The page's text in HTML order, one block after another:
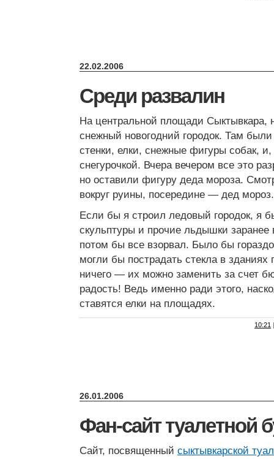
22.02.2006
Среди развалин
На центральной площади Сыктывкара,
снежный новогодний городок. Там
стенки, елки, снежные фигуры собак,
снегурочкой. Вчера вечером все это
но оставили фигуру деда мороза.
вокруг руины, посередине — дед мороз.
Если бы я строил ледовый городок, я
скульптуры и прочие льдышки заранее
потом бы все взорвал. Было бы
могли бы пострадать стекла в зданиях
ничего — их можно заменить за счет
радость! Ведь именно ради этого,
ставятся елки на площадях.
10:21 |
26.01.2006
Фан-сайт туалетной
Сайт, посвященный сыктывкарской